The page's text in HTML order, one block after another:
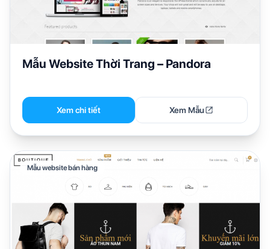
Mẫu Website Thời Trang – Pandora
Xem chi tiết Xem Mẫu
Mẫu website bán hàng